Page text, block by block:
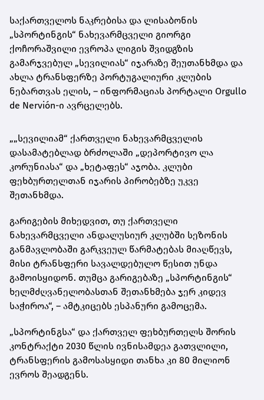
საქართველოს ნაკრებისა და ლისაბონის
„სპორტინგის“ ნახევარმცველი გიორგი
ქოჩორაშვილი ევროპა ლიგის შვიდგზის
გამარჯვებულ „სევილიას“ იჯარაზე შეუთანხმდა და
ახლა ტრანსფერზე პორტუგალიური კლუბის
ნებართვას ელის, – ინფორმაციას პორტალი Orgullo
de Nervión-ი ავრცელებს.
„„სევილიამ“ ქართველი ნახევარმცველის
დასამატებლად ბრძოლაში „დეპორტივო ლა
კორუნიასა“ და „ხეტაფეს“ აჯობა. კლუბი
ფეხბურთელთან იჯარის პირობებზე უკვე
შეთანხმდა.
გარიგების მიხედვით, თუ ქართველი
ნახევარმცველი ანდალუსიურ კლუბში სეზონის
განმავლობაში გარკვეულ წარმატებას მიაღწევს,
მისი ტრანსფერი სავალდებულო წესით უნდა
გამოისყიდონ. თუმცა გარიგებაზე „სპორტინგის“
ხელმძღვანელობასთან შეთანხმება ჯერ კიდევ
საჭიროა“, – ამტკიცებს ესპანური გამოცემა.
„სპორტინგსა“ და ქართველ ფეხბურთელს შორის
კონტრაქტი 2030 წლის ივნისამდეა გათვლილი,
ტრანსფერის გამოსასყიდი თანხა კი 80 მილიონ
ევროს შეადგენს.